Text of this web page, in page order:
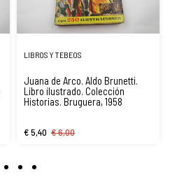
LIBROS Y TEBEOS
Juana de Arco. Aldo Brunetti.
Libro ilustrado. Colección
Historias. Bruguera, 1958
€ 5,40 € 6,00